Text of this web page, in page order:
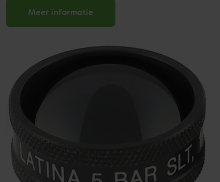
Meer informatie